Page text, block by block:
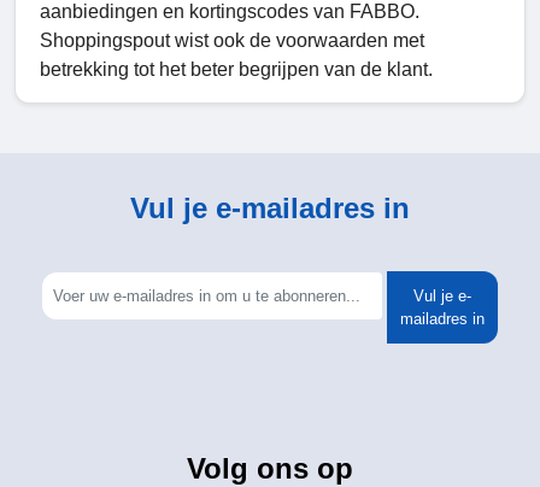
aanbiedingen en kortingscodes van FABBO.
Shoppingspout wist ook de voorwaarden met
betrekking tot het beter begrijpen van de klant.
Vul je e-mailadres in
Vul je e-
mailadres in
Volg ons op